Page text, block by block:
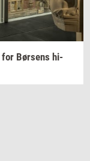
for Bør­sens hi­